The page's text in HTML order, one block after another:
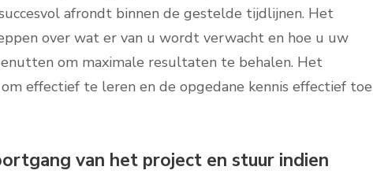
afrondt binnen de gestelde tijdlijnen. Het
over wat er van u wordt verwacht en hoe u uw
om maximale resultaten te behalen. Het
effectief te leren en de opgedane kennis effectief toe
van het project en stuur indien